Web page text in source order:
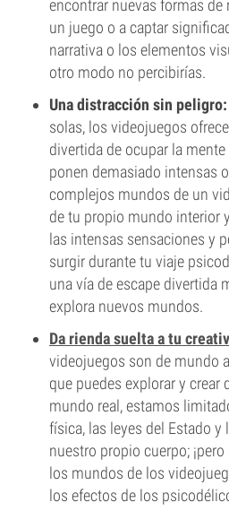
encontrar nuevas formas
un juego o a captar
narrativa o los elementos
otro modo no percibirías.
Una distracción sin peligro:
solas, los videojuegos
divertida de ocupar la
ponen demasiado intensas
complejos mundos de un
de tu propio mundo interior
las intensas sensaciones y
surgir durante tu viaje
una vía de escape divertida
explora nuevos mundos.
Da rienda suelta a tu
videojuegos son de mundo
que puedes explorar y crear
mundo real, estamos
física, las leyes del Estado
nuestro propio cuerpo;
los mundos de los
los efectos de los